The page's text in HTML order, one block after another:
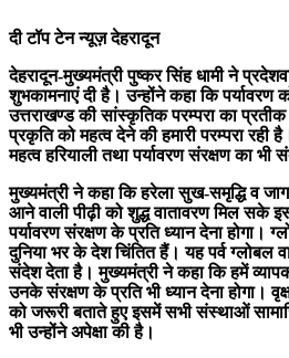
दी टॉप टेन न्यूज़ देहरादून
देहरादून-मुख्यमंत्री पुष्कर सिंह धामी ने
शुभकामनाएं दी है। उन्होंने कहा कि पर्यावरण
उत्तराखण्ड की सांस्कृतिक परम्परा का
प्रकृति को महत्व देने की हमारी परम्परा रही
महत्व हरियाली तथा पर्यावरण संरक्षण का भी
मुख्यमंत्री ने कहा कि हरेला सुख-समृद्धि व
आने वाली पीढ़ी को शुद्ध वातावरण मिल सके
पर्यावरण संरक्षण के प्रति ध्यान देना होगा।
दुनिया भर के देश चिंतित हैं। यह पर्व ग्लोबल
संदेश देता है। मुख्यमंत्री ने कहा कि हमें
उनके संरक्षण के प्रति भी ध्यान देना होगा।
को जरूरी बताते हुए इसमें सभी संस्थाओं
भी उन्होंने अपेक्षा की है।